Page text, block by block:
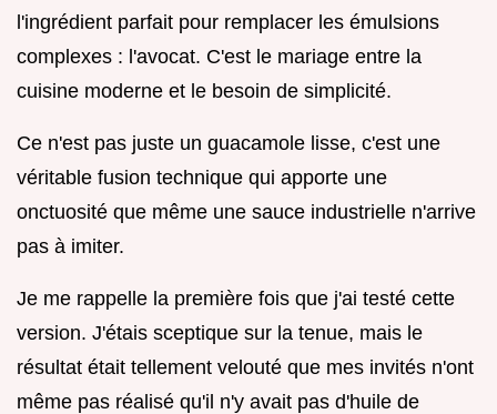
l'ingrédient parfait pour remplacer les émulsions
complexes : l'avocat. C'est le mariage entre la
cuisine moderne et le besoin de simplicité.
Ce n'est pas juste un guacamole lisse, c'est une
véritable fusion technique qui apporte une
onctuosité que même une sauce industrielle n'arrive
pas à imiter.
Je me rappelle la première fois que j'ai testé cette
version. J'étais sceptique sur la tenue, mais le
résultat était tellement velouté que mes invités n'ont
même pas réalisé qu'il n'y avait pas d'huile de